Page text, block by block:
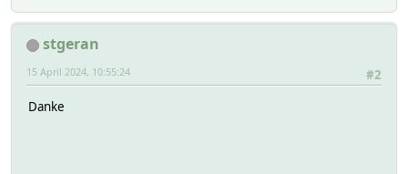
stgeran
#2
15 April 2024, 10:55:24
Danke